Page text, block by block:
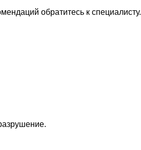
обратитесь к специалисту.